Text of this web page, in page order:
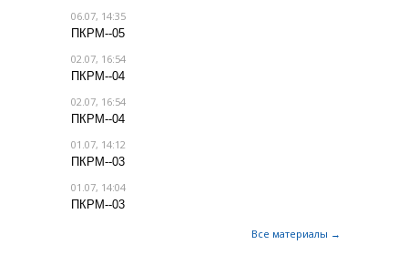
06.07, 14:35
ПКРМ--05
02.07, 16:54
ПКРМ--04
02.07, 16:54
ПКРМ--04
01.07, 14:12
ПКРМ--03
01.07, 14:04
ПКРМ--03
Все материалы →